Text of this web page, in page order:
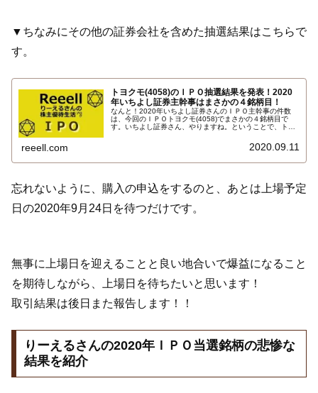
▼ちなみにその他の証券会社を含めた抽選結果はこちらで
す。
トヨクモ(4058)のＩＰＯ抽選結果を発表！2020
年いちよし証券主幹事はまさかの４銘柄目！
なんと！2020年いちよし証券さんのＩＰＯ主幹事の件数
は、今回のＩＰＯトヨクモ(4058)でまさかの４銘柄目で
す。いちよし証券さん、やりますね。ということで、トヨ
限の2,000円に決定。上場予定日は2020年9月24日です。
reeell.com 2020.09.11
忘れないように、購入の申込をするのと、あとは上場予定
日の2020年9月24日を待つだけです。
無事に上場日を迎えることと良い地合いで爆益になること
を期待しながら、上場日を待ちたいと思います！
取引結果は後日また報告します！！
りーえるさんの2020年ＩＰＯ当選銘柄の悲惨な
結果を紹介